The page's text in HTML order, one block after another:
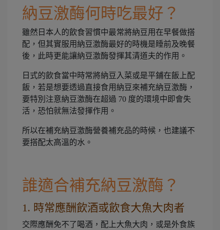
納豆激酶何時吃最好？
雖然日本人的飲食習慣中最常將納豆用在早餐做搭
配，但其實服用納豆激酶最好的時機是睡前及晚餐
後，此時更能讓納豆激酶發揮其清道夫的作用。
日式的飲食當中時常將納豆入菜或是平鋪在飯上配
飯，若是想要透過直接食用納豆來補充納豆激酶，
要特別注意納豆激酶在超過 70 度的環境中即會失
活，恐怕就無法發揮作用。
所以在補充納豆激酶營養補充品的時候，也建議不
要搭配太高溫的水。
誰適合補充納豆激酶？
1. 時常應酬飲酒或飲食大魚大肉者
交際應酬免不了喝酒，配上大魚大肉，或是外食族